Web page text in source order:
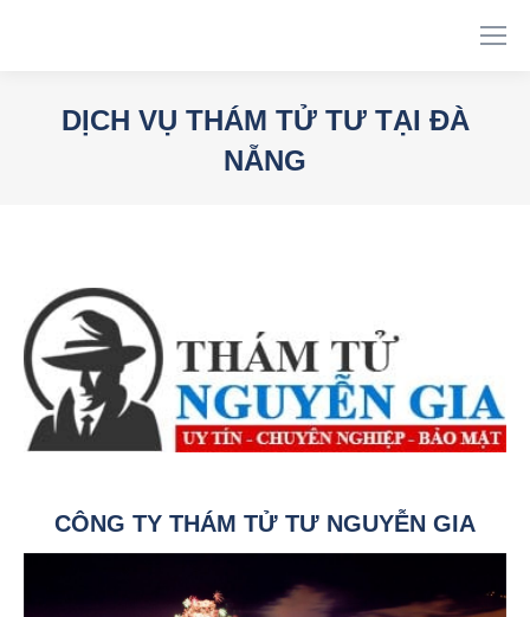
DỊCH VỤ THÁM TỬ TƯ TẠI ĐÀ
NẴNG
CÔNG TY THÁM TỬ TƯ NGUYỄN GIA